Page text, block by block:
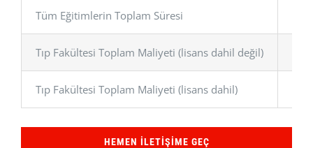
Tüm Eğitimlerin Toplam Süresi
Tıp Fakültesi Toplam Maliyeti (lisans dahil değil)
Tıp Fakültesi Toplam Maliyeti (lisans dahil)
HEMEN İLETIŞIME GEÇ